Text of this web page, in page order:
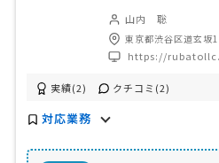
山内 聡
東京都渋谷区道玄
https://
実績(2) クチコミ(2)
対応業務